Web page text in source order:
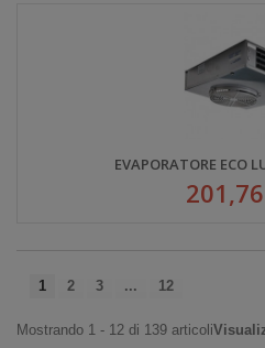
EVAPORATORE ECO
1 2 3 ... 12
Mostrando 1 - 12 di 139 articoli